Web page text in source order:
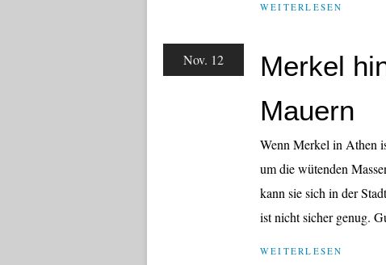
WEITERLESEN
Nov. 12
Merkel
Mauern
Wenn Merkel in Athen
um die wütenden
kann sie sich in der
ist nicht sicher genug.
WEITERLESEN